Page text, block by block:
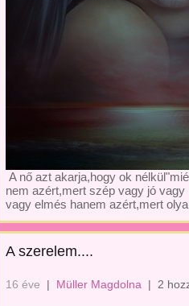
A nő azt akarja,hogy ok
nem azért,mert szép vagy jó
vagy elmés hanem azért,mert
A szerelem....
16 éve | Müller Magdolna | 2